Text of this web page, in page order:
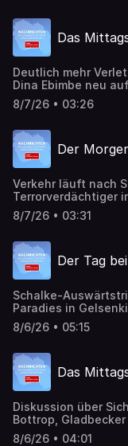
Das
Deutlich mehr
Dina Ebimbe neu
Gelsenkirchen
8/7/26 • 03:26
Der
Verkehr läuft nach
Terrorverdächtiger
Betrugsmasche
8/7/26 • 03:31
Der Tag
Schalke-
Paradies in
in Bottrop war wohl
Straßenbahnunfall
8/6/26 • 05:15
Das
Diskussion über
Bottrop,
mitmachen, neues
8/6/26 • 04:01